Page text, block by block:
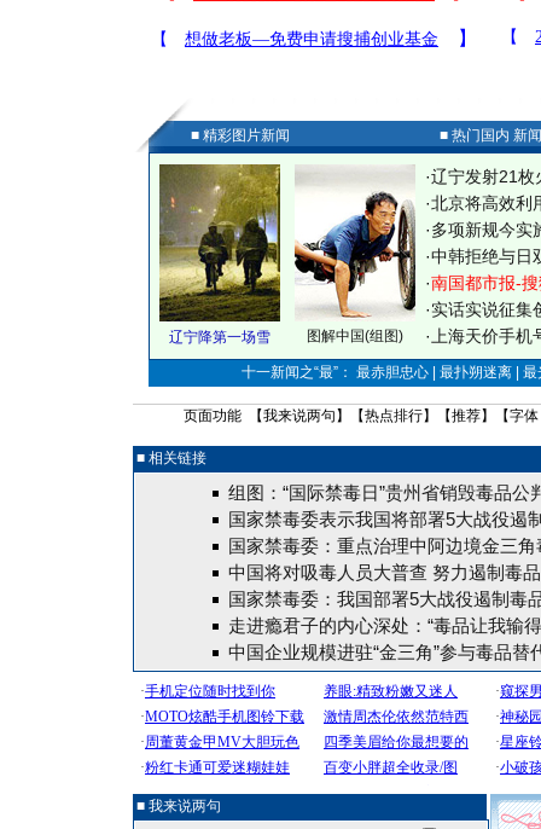
■ 精彩图片新闻 ■ 热门国内 新
辽宁降第一场雪 图解中国(组图)
·辽宁发射21枚
·北京将高效利
·多项新规今实
·中韩拒绝与日
·南国都市报-
·实话实说征集
· 上海天价手
十一新闻之“最”： 最赤胆忠心 | 最扑朔迷离 |
页面功能 【我来说两句 】【热点排行】【推荐】【字体
■ 相关链接
组图：“国际禁毒日”贵州省销毁毒品公
国家禁毒委表示我国将部署5大战役遏
国家禁毒委：重点治理中阿边境金三
中国将对吸毒人员大普查 努力遏制毒
国家禁毒委：我国部署5大战役遏制毒
走进瘾君子的内心深处：“毒品让我输
中国企业规模进驻“金三角”参与毒品替
■ 我来说两句